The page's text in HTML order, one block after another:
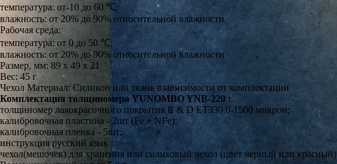
температура: от-10 до 60 ℃;
влажность: от 20% до 90% относительной влажности
Рабочая среда:
температура: от 0 до 50 ℃;
влажность: от 20% до 90% относительной влажности
Размер, мм: 89 х 49 х 21
Вес: 45 г
Чехол Материал: Силикон или ткань взависимости от комплектации
Комплектация толщиномера YUNOMBO YNB-220 :
толщиномер лакокрасочного покрытия R & D ET330 0-1500 микрон;
калибровочная пластина - 2шт (Fe + NFe);
калибровочная пленка - 5шт;
инструкция русский язык
чехол(мешочек) для хранения или силиковый чехол (цвет черный или красный)